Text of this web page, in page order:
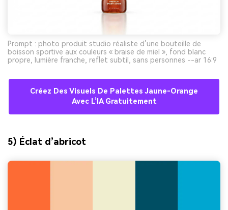
Prompt : photo produit studio réaliste d’une bouteille de
boisson sportive aux couleurs « braise de miel », fond blanc
propre, lumière franche, reflet subtil, sans personnes --ar 16:9
Créez Des Visuels De Palettes Jaune-Orange
Avec L’IA Gratuitement
5) Éclat d’abricot